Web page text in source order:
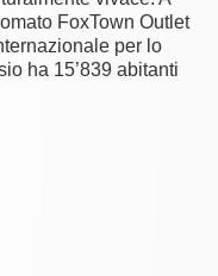
FoxTown Outlet
per lo
ha 15’839 abitanti